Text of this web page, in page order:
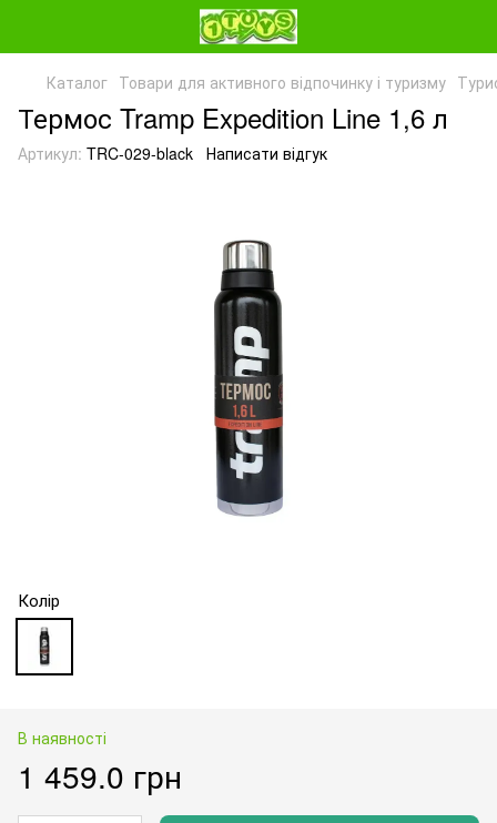
Каталог Товари для активного відпочинку і туризму
Термос Tramp Expedition Line 1,6 л
Артикул: TRC-029-black Написати відгук
Колір
В наявності
1 459.0 грн